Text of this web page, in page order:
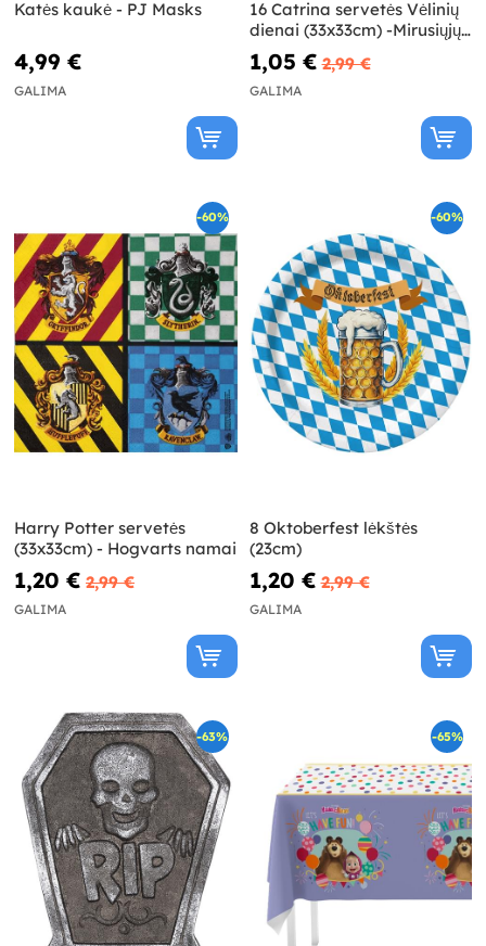
Katės kaukė - PJ Masks
4,99 €
GALIMA
16 Catrina servetės Vėlinių
dienai (33x33cm) -Mirusiųjų
diena
1,05 € 2,99 €
GALIMA
-60%
Harry Potter servetės
(33x33cm) - Hogvarts namai
1,20 € 2,99 €
GALIMA
-60%
8 Oktoberfest lėkštės
(23cm)
1,20 € 2,99 €
GALIMA
-63% -65%